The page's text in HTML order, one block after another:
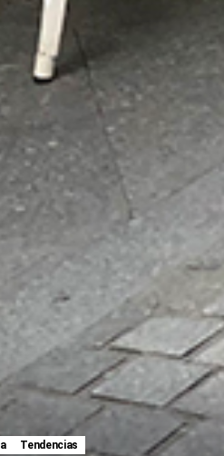
Tendencias